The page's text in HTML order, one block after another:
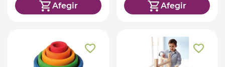
Afegir Afegir